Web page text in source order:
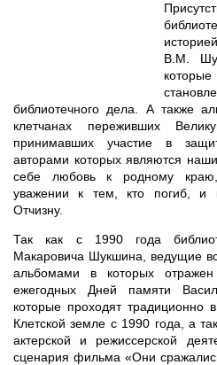
В.М.
библиотечного дела. А также
клетчанах переживших
принимавших участие в
авторами которых являются
себе любовь к родному краю,
уважении к тем, кто погиб, и
Отчизну.
Так как с 1990 года
Макаровича Шукшина, ведущие
альбомами в которых
ежегодных Дней памяти
которые проходят традиционно
Клетской земле с 1990 года, а
актерской и режиссерской
сценария фильма «Они